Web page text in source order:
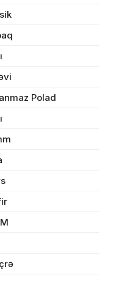
Polad